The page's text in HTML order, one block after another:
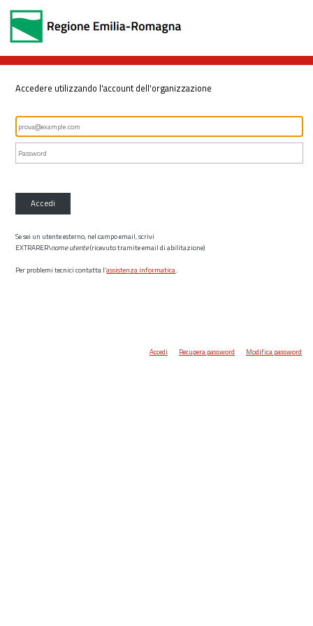
Accedere utilizzando l'account dell'organizzazione
Accedi
Se sei un utente esterno, nel campo email, scrivi
EXTRARER\nome utente(ricevuto tramite email di abilitazione)
Per problemi tecnici contatta l’assistenza informatica.
Accedi Recupera password Modifica password